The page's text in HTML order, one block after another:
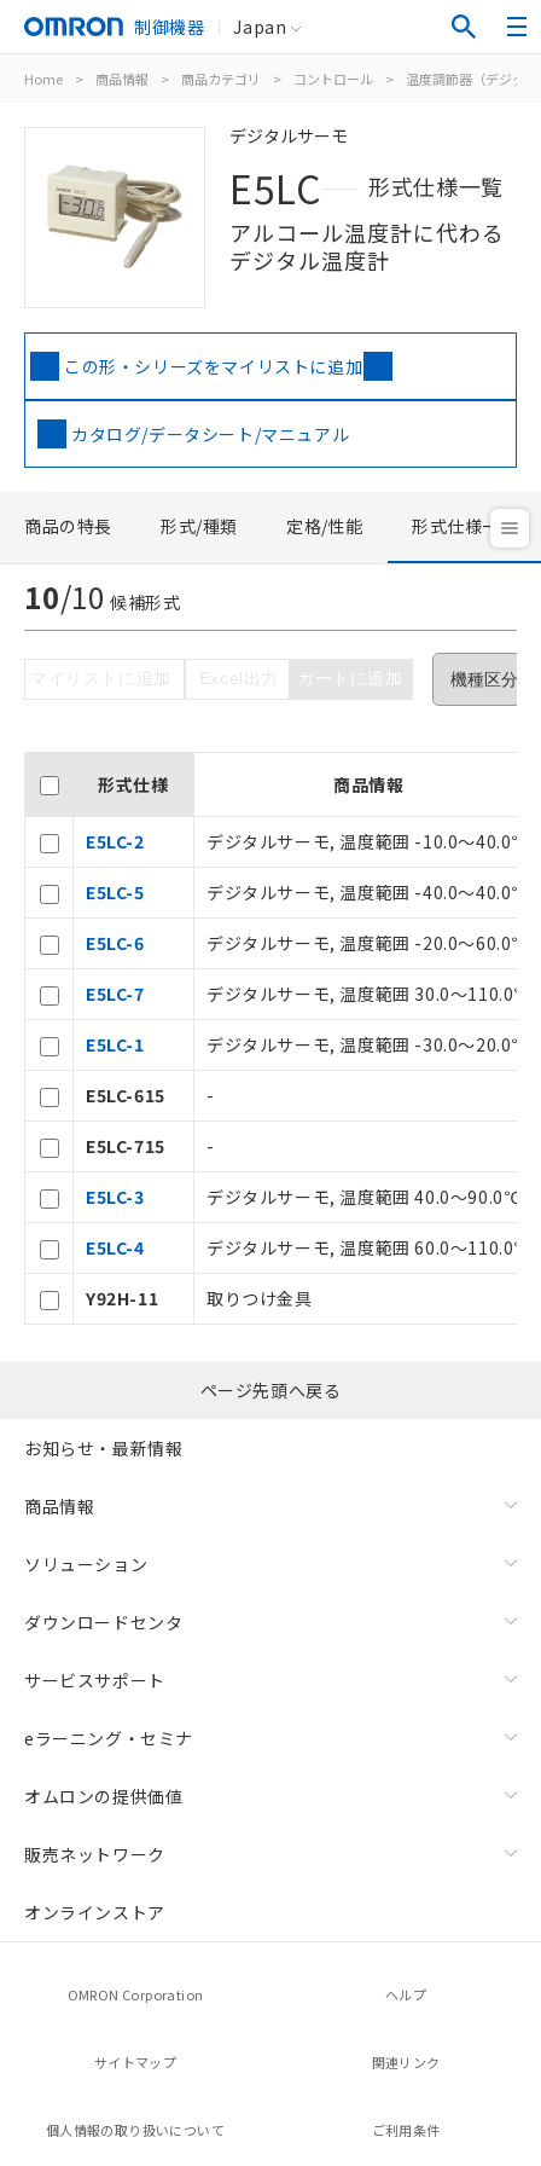
制御機器 Japan
Home > 商品情報 > 商品カテゴリ > コントロール > 温度調節器（デジタ
デジタルサーモ
E5LC
形式仕様一覧
アルコール温度計に代わる
デジタル温度計
この形・シリーズをマイリストに追加
カタログ/データシート/マニュアル
商品の特長 形式/種類 定格/性能 形式仕様一覧
10/10 候補形式
マイリストに追加 Excel出力 カートに追加
形式仕様 商品情報
E5LC-2 デジタルサーモ, 温度範囲 -10.0～40.0℃
E5LC-5 デジタルサーモ, 温度範囲 -40.0～40.0℃
E5LC-6 デジタルサーモ, 温度範囲 -20.0～60.0℃
E5LC-7 デジタルサーモ, 温度範囲 30.0～110.0℃
E5LC-1 デジタルサーモ, 温度範囲 -30.0～20.0℃
E5LC-615 -
E5LC-715 -
E5LC-3 デジタルサーモ, 温度範囲 40.0～90.0℃
E5LC-4 デジタルサーモ, 温度範囲 60.0～110.0℃
Y92H-11 取りつけ金具
ページ先頭へ戻る
お知らせ・最新情報
商品情報
ソリューション
ダウンロードセンタ
サービスサポート
eラーニング・セミナ
オムロンの提供価値
販売ネットワーク
オンラインストア
OMRON Corporation ヘルプ
サイトマップ 関連リンク
個人情報の取り扱いについて ご利用条件
記
○ 一定数以上の在庫あり
△ 一定数には満たないが在庫あり
たはお客様担当のオムロン制御
認ください)
ご利用条件
以下の条件をお読みいただき、同意のうえ
本サービスは、当社制御機器事業取扱
商品の当社在庫状況および標準価格(税
抜)を提供させていただくものです。
当社制御機器事業取扱商品の中には、
本サービスの対象外となる商品もある
ことをご了承ください。
在庫状況および標準価格照会結果は、
記載している更新日時点での社内デー
タに基づき作成されるものであり、閲
覧された時点での実際の在庫および標
準価格とは異なる場合があることをご
了承ください。
正式な納期状況および標準価格はお客
様のお取引先、またはお客様担当のオ
ムロン制御機器販売店・当社販売員に
ご相談ください。
オムロン制御機器販売店や当社販売拠
ください。
在庫状況および標準価格結果を当社の
示しないようお願いします。
あります。
および当社の共同利用者が、当社の製
引・商談に必要な範囲で利用すること
※当社の共同利用者とは、
用者の範囲」に記載されている法人を
指します。